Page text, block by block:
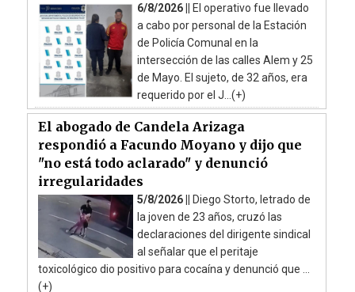
6/8/2026 || El operativo fue llevado
a cabo por personal de la Estación
de Policía Comunal en la
intersección de las calles Alem y 25
de Mayo. El sujeto, de 32 años, era
requerido por el J...(+)
El abogado de Candela Arizaga
respondió a Facundo Moyano y dijo que
"no está todo aclarado" y denunció
irregularidades
5/8/2026 || Diego Storto, letrado de
la joven de 23 años, cruzó las
declaraciones del dirigente sindical
al señalar que el peritaje
toxicológico dio positivo para cocaína y denunció que ...
(+)